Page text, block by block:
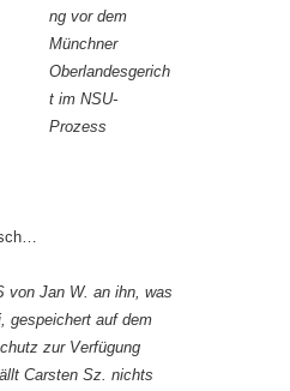
ng vor dem
Münchner
Oberlandesgerich
t im NSU-
Prozess
von Jan W. an ihn, was
gespeichert auf dem
zur Verfügung
Carsten Sz. nichts